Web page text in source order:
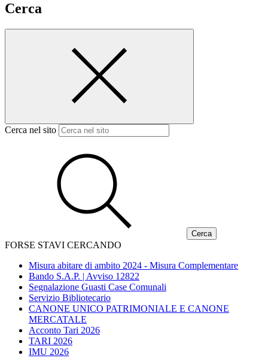
Cerca
Cerca nel sito
FORSE STAVI CERCANDO
Misura abitare di ambito 2024 - Misura Complementare
Bando S.A.P. | Avviso 12822
Segnalazione Guasti Case Comunali
Servizio Bibliotecario
CANONE UNICO PATRIMONIALE E CANONE
MERCATALE
Acconto Tari 2026
TARI 2026
IMU 2026